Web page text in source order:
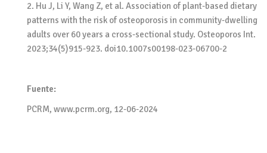
2. Hu J, Li Y, Wang Z, et al. Association of plant-based dietary
patterns with the risk of osteoporosis in community-dwelling
adults over 60 years a cross-sectional study. Osteoporos Int.
2023;34(5)915-923. doi10.1007s00198-023-06700-2
Fuente:
PCRM, www.pcrm.org, 12-06-2024